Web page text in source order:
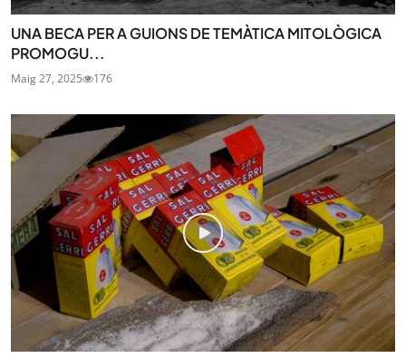
UNA BECA PER A GUIONS DE TEMÀTICA MITOLÒGICA
PROMOGU...
Maig 27, 2025 176